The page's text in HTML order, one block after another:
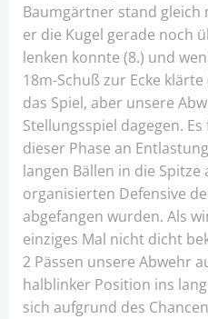
Baumgärtner stand
er die Kugel gerade noch
lenken konnte (8.) und
18m-Schuß zur Ecke
das Spiel, aber unsere
Stellungsspiel dagegen.
dieser Phase an
langen Bällen in die
organisierten Defensive
abgefangen wurden. Als
einziges Mal nicht dicht
2 Pässen unsere Abwehr
halblinker Position ins
sich aufgrund des